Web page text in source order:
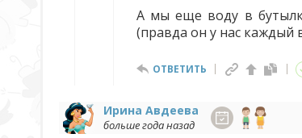
А мы еще воду в
(правда он у нас каждый
ОТВЕТИТЬ
Ирина Авдеева
больше года назад